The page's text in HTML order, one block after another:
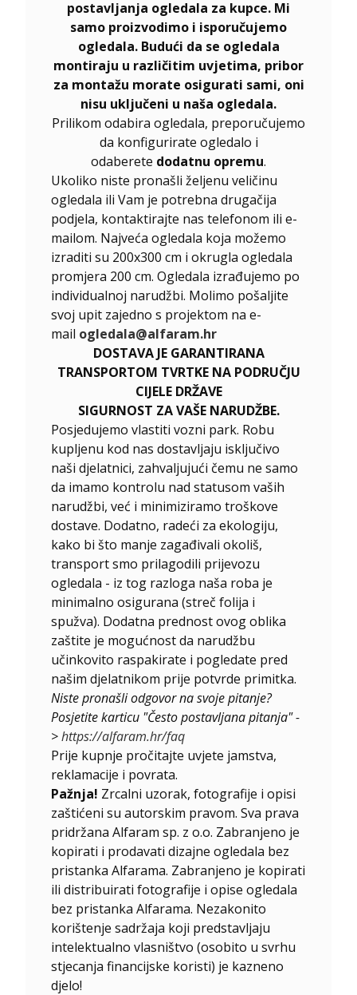
postavljanja ogledala za kupce. Mi
samo proizvodimo i isporučujemo
ogledala. Budući da se ogledala
montiraju u različitim uvjetima, pribor
za montažu morate osigurati sami, oni
nisu uključeni u naša ogledala.
Prilikom odabira ogledala, preporučujemo
da konfigurirate ogledalo i
odaberete dodatnu opremu.
Ukoliko niste pronašli željenu veličinu
ogledala ili Vam je potrebna drugačija
podjela, kontaktirajte nas telefonom ili e-
mailom. Najveća ogledala koja možemo
izraditi su 200x300 cm i okrugla ogledala
promjera 200 cm. Ogledala izrađujemo po
individualnoj narudžbi. Molimo pošaljite
svoj upit zajedno s projektom na e-
mail ogledala@alfaram.hr
DOSTAVA JE GARANTIRANA
TRANSPORTOM TVRTKE NA PODRUČJU
CIJELE DRŽAVE
SIGURNOST ZA VAŠE NARUDŽBE.
Posjedujemo vlastiti vozni park. Robu
kupljenu kod nas dostavljaju isključivo
naši djelatnici, zahvaljujući čemu ne samo
da imamo kontrolu nad statusom vaših
narudžbi, već i minimiziramo troškove
dostave. Dodatno, radeći za ekologiju,
kako bi što manje zagađivali okoliš,
transport smo prilagodili prijevozu
ogledala - iz tog razloga naša roba je
minimalno osigurana (streč folija i
spužva). Dodatna prednost ovog oblika
zaštite je mogućnost da narudžbu
učinkovito raspakirate i pogledate pred
našim djelatnikom prije potvrde primitka.
Niste pronašli odgovor na svoje pitanje?
Posjetite karticu "Često postavljana pitanja" -
>https://alfaram.hr/faq
Prije kupnje pročitajte uvjete jamstva,
reklamacije i povrata.
Pažnja! Zrcalni uzorak, fotografije i opisi
zaštićeni su autorskim pravom. Sva prava
pridržana Alfaram sp. z o.o. Zabranjeno je
kopirati i prodavati dizajne ogledala bez
pristanka Alfarama. Zabranjeno je kopirati
ili distribuirati fotografije i opise ogledala
bez pristanka Alfarama. Nezakonito
korištenje sadržaja koji predstavljaju
intelektualno vlasništvo (osobito u svrhu
stjecanja financijske koristi) je kazneno
djelo!